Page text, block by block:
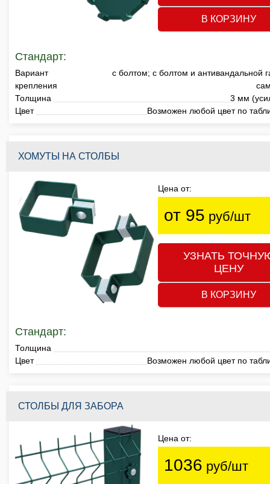
В КОРЗИНУ
Стандарт:
Вариант
крепления
с болтом; с болтом и антивандальной
Толщина
3 мм
Цвет
Возможен любой цвет по
ХОМУТЫ НА СТОЛБЫ
Цена от:
от 95 руб/шт
УЗНАТЬ
ЦЕНУ
В КОРЗИНУ
Стандарт:
Толщина
Цвет
Возможен любой цвет по
СТОЛБЫ ДЛЯ ЗАБОРА
Цена от:
1036 руб/шт